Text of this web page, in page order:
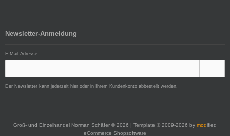
Newsletter-Anmeldung
E-Mail-Adresse:
Der Newsletter kann jederzeit hier oder in Ihrem Kundenkonto abbestellt werden.
Groß- und Einzelhandel Norman Schäfer © 2026 | Template © 2009-2026 by modified
eCommerce Shopsoftware